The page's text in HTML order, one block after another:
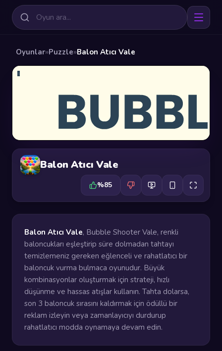
Oyunlar»Puzzle»Balon Atıcı Vale
Balon Atıcı Vale
%85
Balon Atıcı Vale, Bubble Shooter Vale, renkli
baloncukları eşleştirip süre dolmadan tahtayı
temizlemeniz gereken eğlenceli ve rahatlatıcı bir
baloncuk vurma bulmaca oyunudur. Büyük
kombinasyonlar oluşturmak için strateji, hızlı
düşünme ve hassas atışlar kullanın. Tahta dolarsa,
son 3 baloncuk sırasını kaldırmak için ödüllü bir
reklam izleyin veya zamanlayıcıyı durdurup
rahatlatıcı modda oynamaya devam edin.